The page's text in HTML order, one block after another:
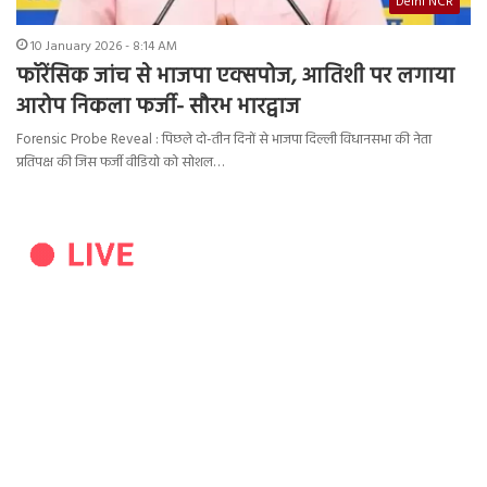
10 January 2026 - 8:14 AM
फॉरेंसिक जांच से भाजपा एक्सपोज, आतिशी पर लगाया
आरोप निकला फर्जी- सौरभ भारद्वाज
Forensic Probe Reveal : पिछले दो-तीन दिनों से भाजपा दिल्ली विधानसभा की नेता
प्रतिपक्ष की जिस फर्जी वीडियो को सोशल…